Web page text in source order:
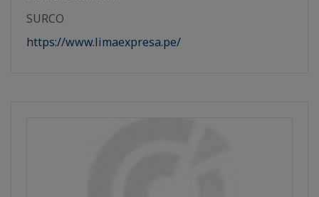
SURCO
https://www.limaexpresa.pe/